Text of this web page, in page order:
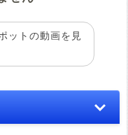
ットの動画を見